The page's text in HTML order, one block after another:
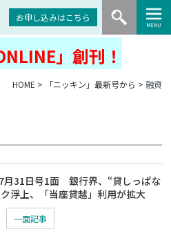
お申し込みはこちら
」創刊！
HOME > 「ニッキン」最新号から > 融資
月31日号1面 銀行界、“貸しっぱな
浮上、「当座貸越」利用が拡大
一面記事